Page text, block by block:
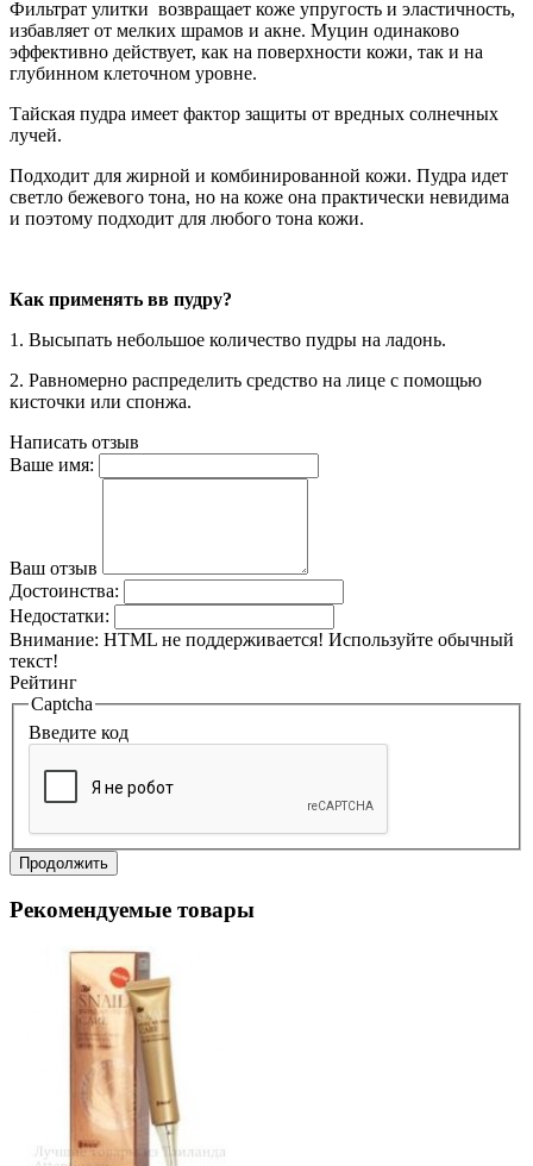
Фильтрат улитки возвращает коже упругость и эластичность,
избавляет от мелких шрамов и акне. Муцин одинаково
эффективно действует, как на поверхности кожи, так и на
глубинном клеточном уровне.
Тайская пудра имеет фактор защиты от вредных солнечных
лучей.
Подходит для жирной и комбинированной кожи. Пудра идет
светло бежевого тона, но на коже она практически невидима
и поэтому подходит для любого тона кожи.
Как применять вв пудру?
1. Высыпать небольшое количество пудры на ладонь.
2. Равномерно распределить средство на лице с помощью
кисточки или спонжа.
Написать отзыв
Ваше имя:
Ваш отзыв
Достоинства:
Недостатки:
Внимание: HTML не поддерживается! Используйте обычный
текст!
Рейтинг
Captcha
Введите код
Продолжить
Рекомендуемые товары